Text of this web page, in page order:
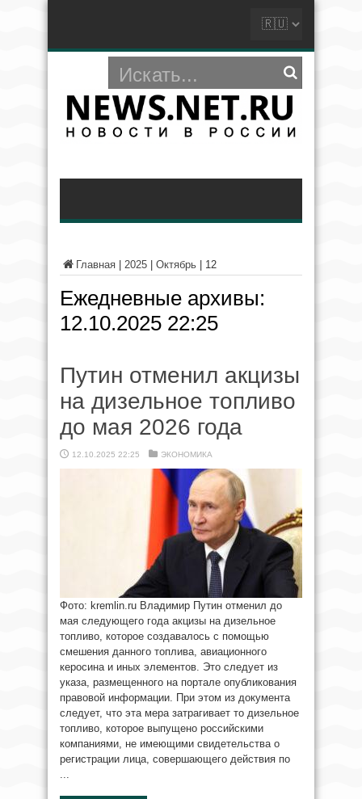
Главная 2025 Октябрь 12
Ежедневные архивы:
12.10.2025 22:25
Путин отменил акцизы
на дизельное топливо
до мая 2026 года
12.10.2025 22:25 ЭКОНОМИКА
Фото: kremlin.ru Владимир Путин отменил до
мая следующего года акцизы на дизельное
топливо, которое создавалось с помощью
смешения данного топлива, авиационного
керосина и иных элементов. Это следует из
указа, размещенного на портале опубликования
правовой информации. При этом из документа
следует, что эта мера затрагивает то дизельное
топливо, которое выпущено российскими
компаниями, не имеющими свидетельства о
регистрации лица, совершающего действия по
...